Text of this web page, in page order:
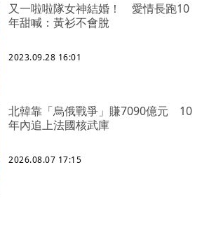
又一啦啦隊女神結婚！ 愛情長跑10
年甜喊：黃衫不會脫
2023.09.28 16:01
北韓靠「烏俄戰爭」賺7090億元 10
年內追上法國核武庫
2026.08.07 17:15